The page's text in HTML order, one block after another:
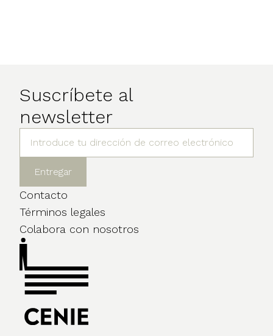
Suscríbete al
newsletter
Contacto
Términos legales
Colabora con nosotros